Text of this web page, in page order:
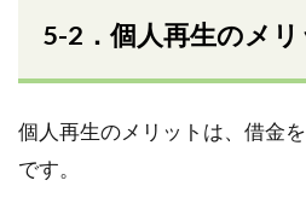
5-2．個人再生のメリ
個人再生のメリットは、借金
です。